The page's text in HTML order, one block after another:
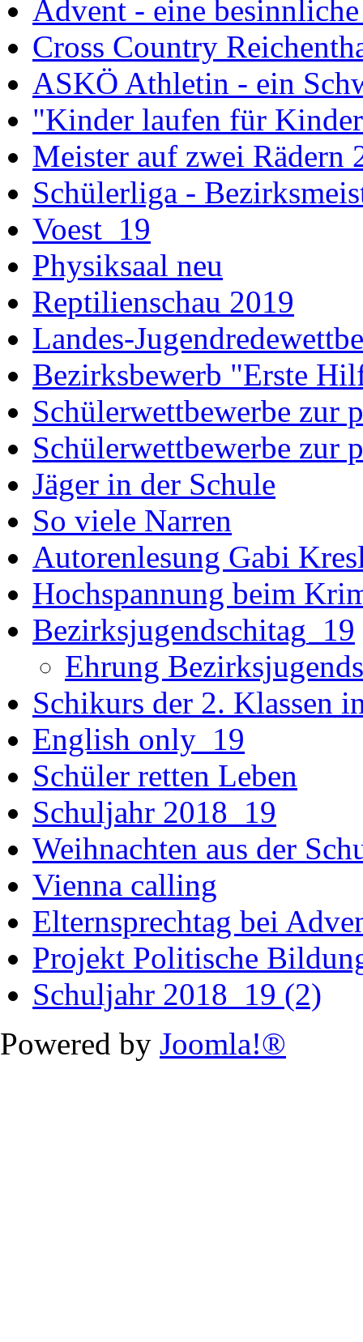
Advent - eine
Cross Country
ASKÖ Athletin - ein
"Kinder laufen für
Meister auf zwei Rädern
Schülerliga -
Voest_19
Physiksaal neu
Reptilienschau 2019
Landes-
Bezirksbewerb "Erste
Schülerwettbewerbe zur
Schülerwettbewerbe zur
Jäger in der Schule
So viele Narren
Autorenlesung Gabi
Hochspannung beim
Bezirksjugendschitag_19
Ehrung
Schikurs der 2. Klassen
English only_19
Schüler retten Leben
Schuljahr 2018_19
Weihnachten aus der
Vienna calling
Elternsprechtag bei
Projekt Politische
Schuljahr 2018_19 (2)
Powered by Joomla!®